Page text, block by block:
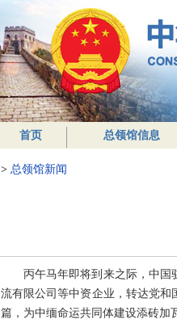
首页 总领馆信息
> 总领馆新闻
丙午马年即将到来之际，中国驻
流有限公司等中资企业，转达党
篇，为中缅命运共同体建设添砖加